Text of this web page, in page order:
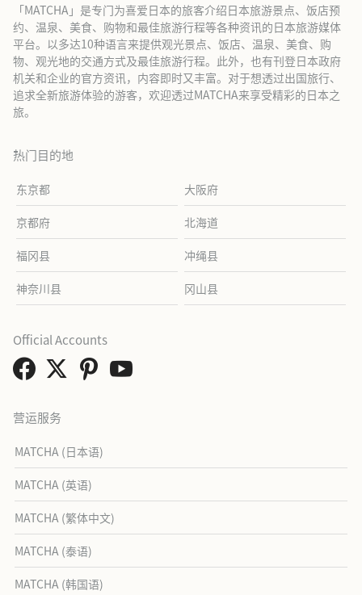
「MATCHA」是专门为喜爱日本的旅客介绍日本旅游景点、饭店预
约、温泉、美食、购物和最佳旅游行程等各种资讯的日本旅游媒体
平台。以多达10种语言来提供观光景点、饭店、温泉、美食、购
物、观光地的交通方式及最佳旅游行程。此外，也有刊登日本政府
机关和企业的官方资讯，内容即时又丰富。对于想透过出国旅行、
追求全新旅游体验的游客，欢迎透过MATCHA来享受精彩的日本之
旅。
热门目的地
东京都 大阪府
京都府 北海道
福冈县 冲绳县
神奈川县 冈山县
营运服务
MATCHA (日本语)
MATCHA (英语)
MATCHA (繁体中文)
MATCHA (泰语)
MATCHA (韩国语)
Official Accounts